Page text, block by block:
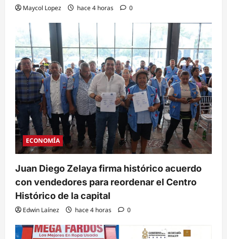
Maycol Lopez hace 4 horas 0
ECONOMÍA
Juan Diego Zelaya firma histórico acuerdo
con vendedores para reordenar el Centro
Histórico de la capital
Edwin Laínez hace 4 horas 0